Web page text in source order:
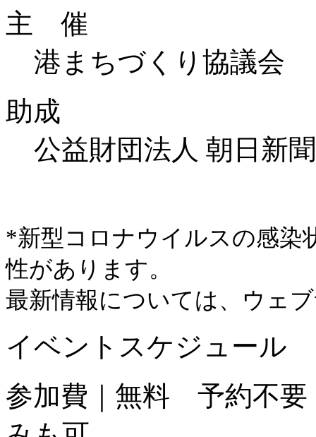
主 催
港まちづくり協議会
助成
公益財団法人 朝日新
*新型コロナウイルスの感染
性があります。
最新情報については、ウェ
イベントスケジュール
参加費｜無料 予約不要